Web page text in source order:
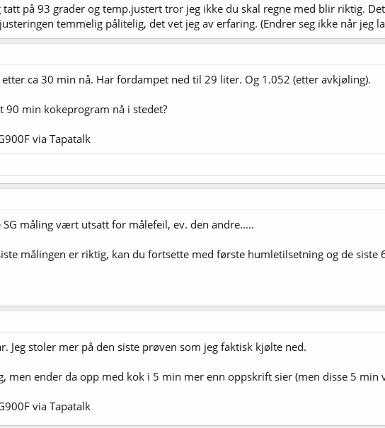
tatt på 93 grader og temp.justert tror jeg ikke du skal regne med blir riktig.
temmelig pålitelig, det vet jeg av erfaring. (Endrer seg ikke når jeg
etter ca 30 min nå. Har fordampet ned til 29 liter. Og 1.052 (etter avkjøling).
90 min kokeprogram nå i stedet?
via Tapatalk
måling vært utsatt for målefeil, ev. den andre.....
målingen er riktig, kan du fortsette med første humletilsetning og de
Jeg stoler mer på den siste prøven som jeg faktisk kjølte ned.
men ender da opp med kok i 5 min mer enn oppskrift sier (men disse 5 min
via Tapatalk